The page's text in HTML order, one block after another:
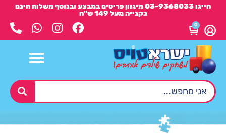
חייגו 03-9368033 מיגוון פריטים במבצע ובנוסף משלוח חינם
בקנייה מעל 149 ש"ח
0